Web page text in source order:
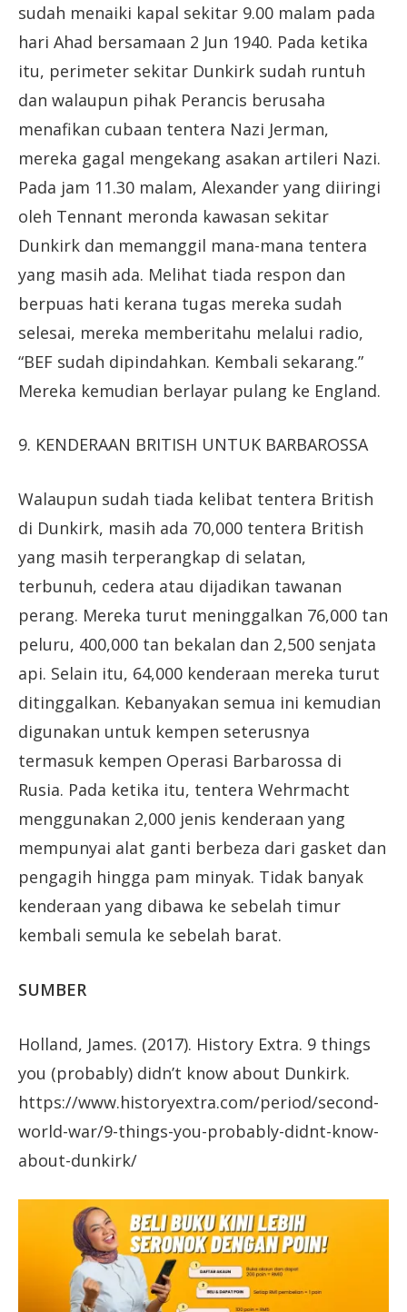
sudah menaiki kapal sekitar 9.00 malam pada
hari Ahad bersamaan 2 Jun 1940. Pada ketika
itu, perimeter sekitar Dunkirk sudah runtuh
dan walaupun pihak Perancis berusaha
menafikan cubaan tentera Nazi Jerman,
mereka gagal mengekang asakan artileri Nazi.
Pada jam 11.30 malam, Alexander yang diiringi
oleh Tennant meronda kawasan sekitar
Dunkirk dan memanggil mana-mana tentera
yang masih ada. Melihat tiada respon dan
berpuas hati kerana tugas mereka sudah
selesai, mereka memberitahu melalui radio,
“BEF sudah dipindahkan. Kembali sekarang.”
Mereka kemudian berlayar pulang ke England.
9. KENDERAAN BRITISH UNTUK BARBAROSSA
Walaupun sudah tiada kelibat tentera British
di Dunkirk, masih ada 70,000 tentera British
yang masih terperangkap di selatan,
terbunuh, cedera atau dijadikan tawanan
perang. Mereka turut meninggalkan 76,000 tan
peluru, 400,000 tan bekalan dan 2,500 senjata
api. Selain itu, 64,000 kenderaan mereka turut
ditinggalkan. Kebanyakan semua ini kemudian
digunakan untuk kempen seterusnya
termasuk kempen Operasi Barbarossa di
Rusia. Pada ketika itu, tentera Wehrmacht
menggunakan 2,000 jenis kenderaan yang
mempunyai alat ganti berbeza dari gasket dan
pengagih hingga pam minyak. Tidak banyak
kenderaan yang dibawa ke sebelah timur
kembali semula ke sebelah barat.
SUMBER
Holland, James. (2017). History Extra. 9 things
you (probably) didn’t know about Dunkirk.
https://www.historyextra.com/period/second-
world-war/9-things-you-probably-didnt-know-
about-dunkirk/